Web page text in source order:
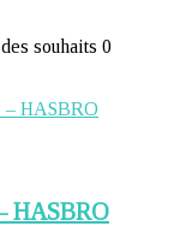
souhaits 0
HASBRO